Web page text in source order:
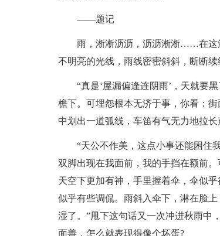
——题记
雨，淅淅沥沥，沥沥淅淅……在这
不明亮的光线，雨线密密斜斜，断断
“真是‘屋漏偏逢连阴雨’，天就要
檐下。可埋怨根本无济于事，你看：
中划出一道弧线，车笛有气无力地拉
“天公不作美，这点小事还能困住
双脚出现在我面前，我的手挡在额前
天空下更加有神，手里握着伞，伞似
似乎有些调侃。雨斜入伞下，淋在脸
湿了。”甩下这句话又一次冲进秋雨中
面善，怎么就表现得像个坏蛋?